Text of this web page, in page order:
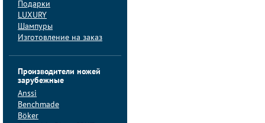
Подарки
LUXURY
Шампуры
Изготовление на заказ
Производители ножей
зарубежные
Anssi
Benchmade
Böker